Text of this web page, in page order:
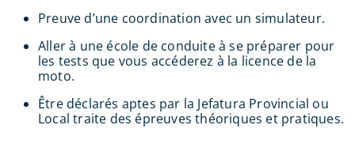
Preuve d’une coordination avec un simulateur.
Aller à une école de conduite à se préparer pour
les tests que vous accéderez à la licence de la
moto.
Être déclarés aptes par la Jefatura Provincial ou
Local traite des épreuves théoriques et pratiques.